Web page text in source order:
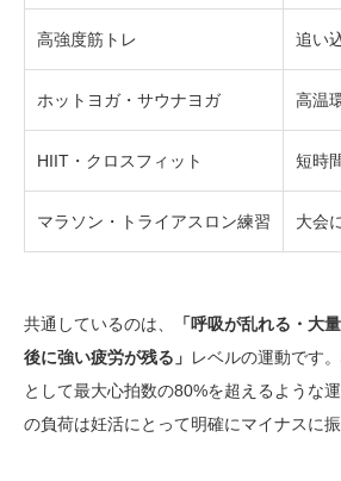
高強度筋トレ 追い
ホットヨガ・サウナヨガ 高温
HIIT・クロスフィット 短時
マラソン・トライアスロン練習 大会
共通しているのは、
「呼吸が乱れる・大
後に強い疲労が残る」 レベルの運動です
として最大心拍数の80%を超えるような
の負荷は妊活にとって明確にマイナスに振